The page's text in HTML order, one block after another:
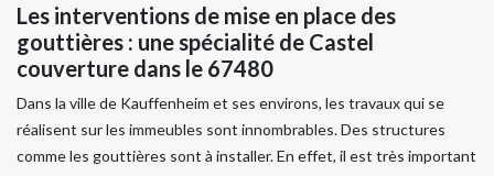
Les interventions de mise en place des
gouttières : une spécialité de Castel
couverture dans le 67480
Dans la ville de Kauffenheim et ses environs, les travaux qui se
réalisent sur les immeubles sont innombrables. Des structures
comme les gouttières sont à installer. En effet, il est très important